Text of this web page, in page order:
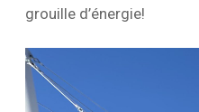
grouille d’énergie!